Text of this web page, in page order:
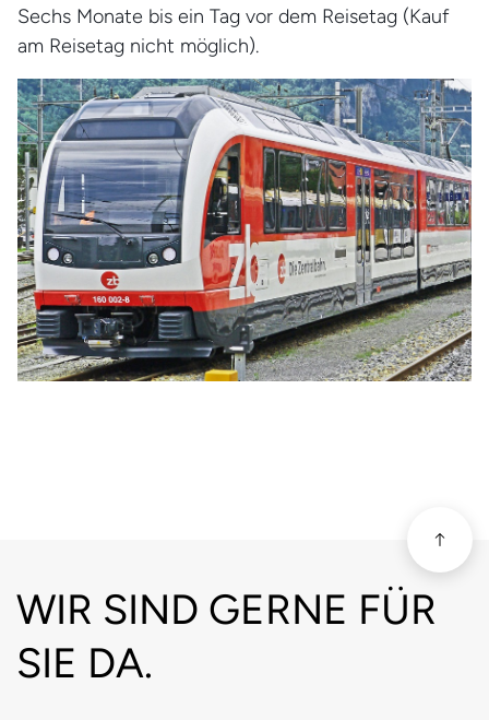
Sechs Monate bis ein Tag vor dem Reisetag (Kauf
am Reisetag nicht möglich).
scroll
WIR SIND GERNE FÜR
SIE DA.